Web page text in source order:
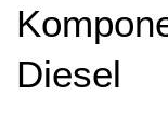
Diesel